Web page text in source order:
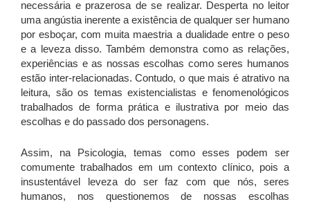
necessária e prazerosa de se realizar. Desperta no leitor
uma angústia inerente a existência de qualquer ser humano
por esboçar, com muita maestria a dualidade entre o peso
e a leveza disso. Também demonstra como as relações,
experiências e as nossas escolhas como seres humanos
estão inter-relacionadas. Contudo, o que mais é atrativo na
leitura, são os temas existencialistas e fenomenológicos
trabalhados de forma prática e ilustrativa por meio das
escolhas e do passado dos personagens.
Assim, na Psicologia, temas como esses podem ser
comumente trabalhados em um contexto clínico, pois a
insustentável leveza do ser faz com que nós, seres
humanos, nos questionemos de nossas escolhas